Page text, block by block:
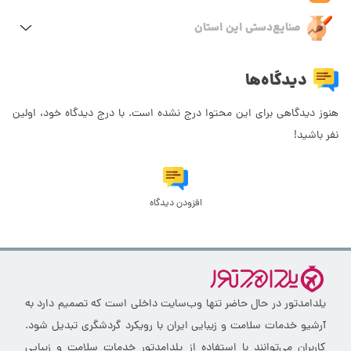
صنایع‌دستی این استان
دیدگاه‌ها
هنوز دیدگاهی برای این محتوا درج نشده است. با درج دیدگاه خود، اولین
نفر باشید!
افزودن دیدگاه
یلدامدتور در حال حاضر تنها وب‌سایت داخلی است که تصمیم دارد به
آرشیو خدمات سلامت و زیبایی ایران با رویکرد گردشگری تبدیل شود.